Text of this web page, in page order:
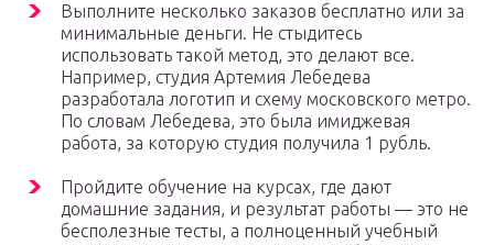
Выполните несколько заказов бесплатно или за
минимальные деньги. Не стыдитесь
использовать такой метод, это делают все.
Например, студия Артемия Лебедева
разработала логотип и схему московского метро.
По словам Лебедева, это была имиджевая
работа, за которую студия получила 1 рубль.
Пройдите обучение на курсах, где дают
домашние задания, и результат работы — это не
бесполезные тесты, а полноценный учебный